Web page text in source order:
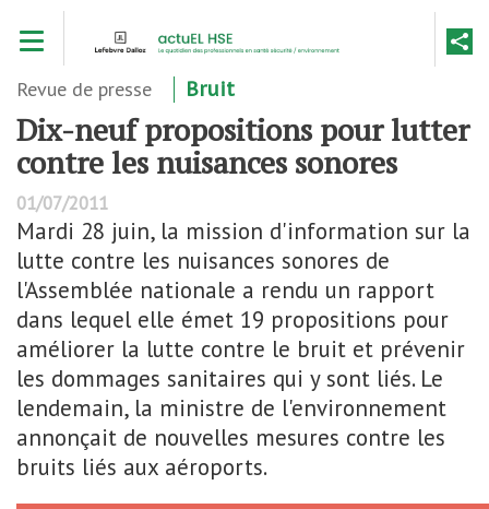
contenu
Revue de presse Bruit
Dix-neuf propositions pour lutter
contre les nuisances sonores
01/07/2011
Mardi 28 juin, la mission d'information sur la
lutte contre les nuisances sonores de
l'Assemblée nationale a rendu un rapport
dans lequel elle émet 19 propositions pour
améliorer la lutte contre le bruit et prévenir
les dommages sanitaires qui y sont liés. Le
lendemain, la ministre de l'environnement
annonçait de nouvelles mesures contre les
bruits liés aux aéroports.